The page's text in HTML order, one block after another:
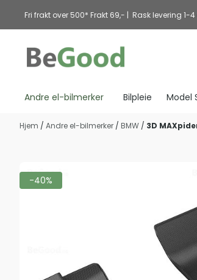
Hopp til innhold
Fri frakt over 500* Frakt 69,- | Rask levering 1-
Andre el-bilmerker Bilpleie Model
Hjem / Andre el-bilmerker / BMW / 3D
-40%